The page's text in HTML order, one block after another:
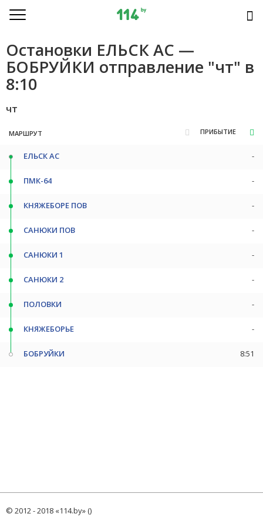
Остановки ЕЛЬСК АС —
БОБРУЙКИ отправление "чт" в
8:10
чт
МАРШРУТ ПРИБЫТИЕ
ЕЛЬСК АС -
ПМК-64 -
КНЯЖЕБОРЕ ПОВ -
САНЮКИ ПОВ -
САНЮКИ 1 -
САНЮКИ 2 -
ПОЛОВКИ -
КНЯЖЕБОРЬЕ -
БОБРУЙКИ 8:51
© 2012 - 2018 «114.by» ()